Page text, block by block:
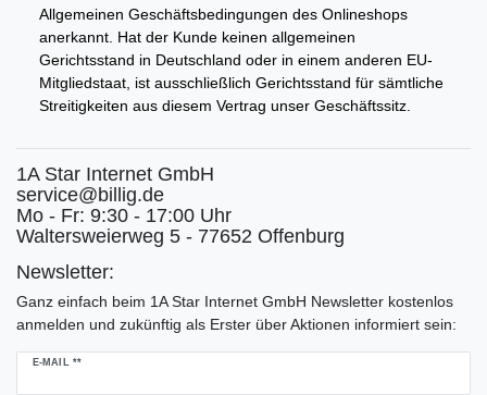
Allgemeinen Geschäftsbedingungen des Onlineshops
anerkannt. Hat der Kunde keinen allgemeinen
Gerichtsstand in Deutschland oder in einem anderen EU-
Mitgliedstaat, ist ausschließlich Gerichtsstand für sämtliche
Streitigkeiten aus diesem Vertrag unser Geschäftssitz.
1A Star Internet GmbH
service@billig.de
Mo - Fr: 9:30 - 17:00 Uhr
Waltersweierweg 5 - 77652 Offenburg
Newsletter:
Ganz einfach beim 1A Star Internet GmbH Newsletter kostenlos
anmelden und zukünftig als Erster über Aktionen informiert sein:
E-MAIL **
Newsletter